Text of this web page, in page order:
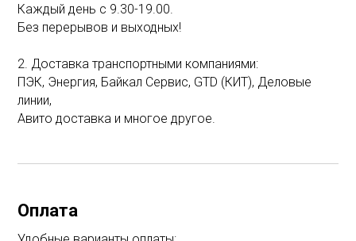
Каждый день с 9.30-19.00.
Без перерывов и выходных!
2. Доставка транспортными компаниями:
ПЭК, Энергия, Байкал Сервис, GTD (КИТ), Деловые
линии,
Авито доставка и многое другое.
Оплата